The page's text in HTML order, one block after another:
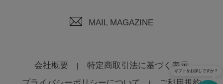
MAIL MAGAZINE
会社概要
特定商取引法に基づく表示
ギフトをお探しですか？